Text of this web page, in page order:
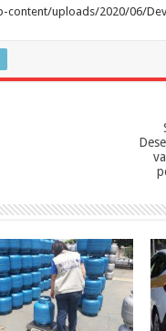
uploads/2020/06/